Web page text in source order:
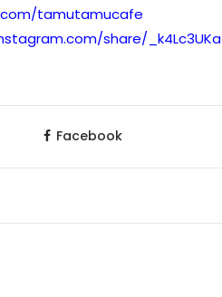
tamutamucafe
share/_k4Lc3UKa
Facebook